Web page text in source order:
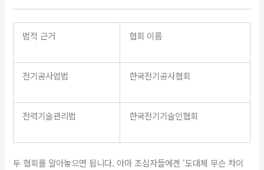
법적 근거 협회 이름
전기공사업법 한국전기공사협회
전력기술관리법 한국전기기술인협회
두 협회를 알아놓으면 됩니다. 아마 초심자들에겐 ‘도대체 무슨 차이